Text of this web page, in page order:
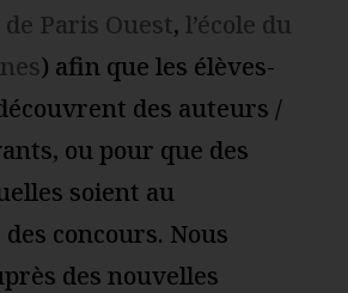
Paris Ouest, l’école du
) afin que les élèves-
des auteurs /
ou pour que des
soient au
concours. Nous
des nouvelles